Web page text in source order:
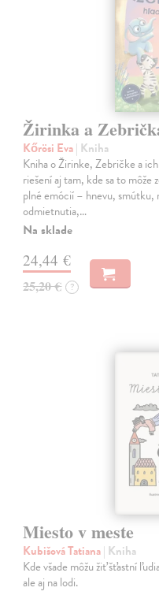
Žirinka a
Kőrösi Eva| Kniha
Kniha o Žirinke, Zebričke a
riešení aj tam, kde sa to môže
plné emócií – hnevu, smútku,
odmietnutia,…
Na sklade
24,44 €
25,20 € ?
Miesto v meste
Kubišová Tatiana| Kniha
Kde všade môžu žiť šťastní
ale aj na lodi.